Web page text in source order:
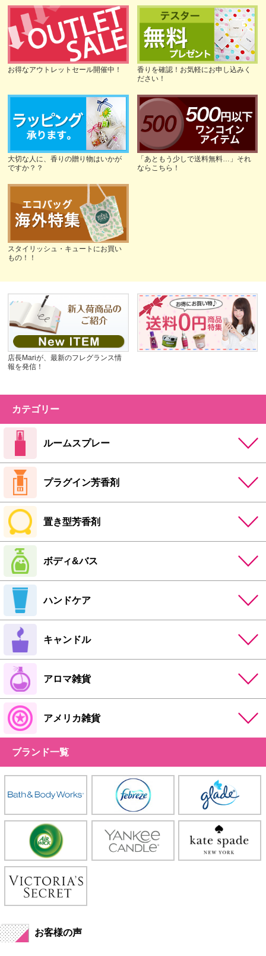
お得なアウトレットセール開催中！
香りを確認！お気軽にお申し込みく
ださい！
大切な人に、香りの贈り物はいかが
ですか？？
「あともう少しで送料無料…」それ
ならこちら！
スタイリッシュ・キュートにお買い
もの！！
店長Mariが、最新のフレグランス情
報を発信！
カテゴリー
ルームスプレー
プラグイン芳香剤
置き型芳香剤
ボディ&バス
ハンドケア
キャンドル
アロマ雑貨
アメリカ雑貨
ブランド一覧
お客様の声